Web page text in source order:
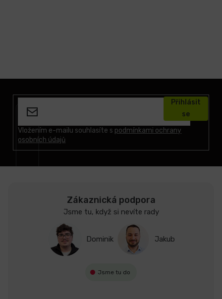
Vložením e-mailu souhlasíte s podmínkami ochrany
osobních údajů
Přihlásit
se
Zákaznická podpora
Jsme tu, když si nevíte rady
Dominik Jakub
Jsme tu do